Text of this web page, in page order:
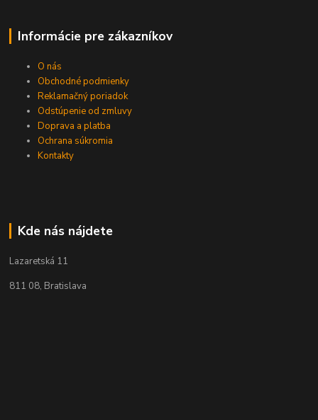
Informácie pre zákazníkov
O nás
Obchodné podmienky
Reklamačný poriadok
Odstúpenie od zmluvy
Doprava a platba
Ochrana súkromia
Kontakty
Kde nás nájdete
Lazaretská 11
811 08, Bratislava